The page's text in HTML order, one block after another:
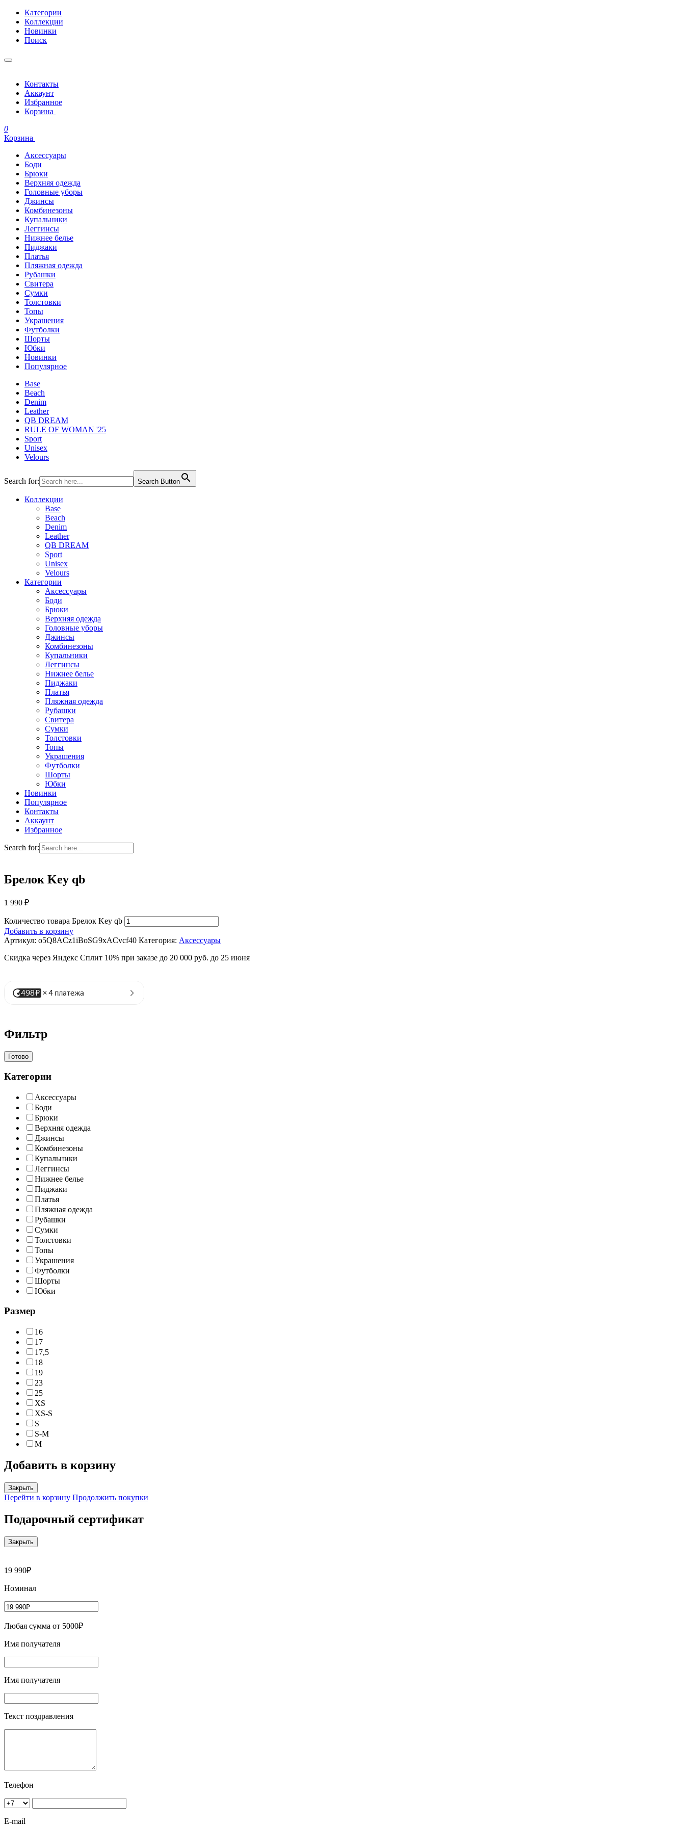
Категории
Коллекции
Новинки
Поиск
Контакты
Аккаунт
Избранное
Корзина
0
Корзина
Аксессуары
Боди
Брюки
Верхняя одежда
Головные уборы
Джинсы
Комбинезоны
Купальники
Леггинсы
Нижнее белье
Пиджаки
Платья
Пляжная одежда
Рубашки
Свитера
Сумки
Толстовки
Топы
Украшения
Футболки
Шорты
Юбки
Новинки
Популярное
Base
Beach
Denim
Leather
QB DREAM
RULE OF WOMAN '25
Sport
Unisex
Velours
Search for: Search Button
Коллекции
Base
Beach
Denim
Leather
QB DREAM
Sport
Unisex
Velours
Категории
Аксессуары
Боди
Брюки
Верхняя одежда
Головные уборы
Джинсы
Комбинезоны
Купальники
Леггинсы
Нижнее белье
Пиджаки
Платья
Пляжная одежда
Рубашки
Свитера
Сумки
Толстовки
Топы
Украшения
Футболки
Шорты
Юбки
Новинки
Популярное
Контакты
Аккаунт
Избранное
Search for:
Брелок Key qb
1 990 ₽
Количество товара Брелок Key qb
Добавить в корзину
Артикул: o5Q8ACz1iBoSG9xACvcf40 Категория: Аксессуары
Скидка через Яндекс Сплит 10% при заказе до 20 000 руб. до 25 июня
Фильтр
Готово
Категории
Аксессуары
Боди
Брюки
Верхняя одежда
Джинсы
Комбинезоны
Купальники
Леггинсы
Нижнее белье
Пиджаки
Платья
Пляжная одежда
Рубашки
Сумки
Толстовки
Топы
Украшения
Футболки
Шорты
Юбки
Размер
16
17
17,5
18
19
23
25
XS
XS-S
S
S-M
M
Добавить в корзину
Закрыть
Перейти в корзину Продолжить покупки
Подарочный сертификат
Закрыть
19 990₽
Номинал
Любая сумма от 5000₽
Имя получателя
Имя получателя
Текст поздравления
Телефон
E-mail